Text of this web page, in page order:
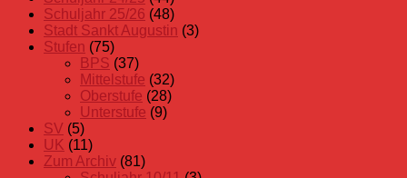
Schuljahr 25/26 (48)
Stadt Sankt Augustin (3)
Stufen (75)
BPS (37)
Mittelstufe (32)
Oberstufe (28)
Unterstufe (9)
SV (5)
UK (11)
Zum Archiv (81)